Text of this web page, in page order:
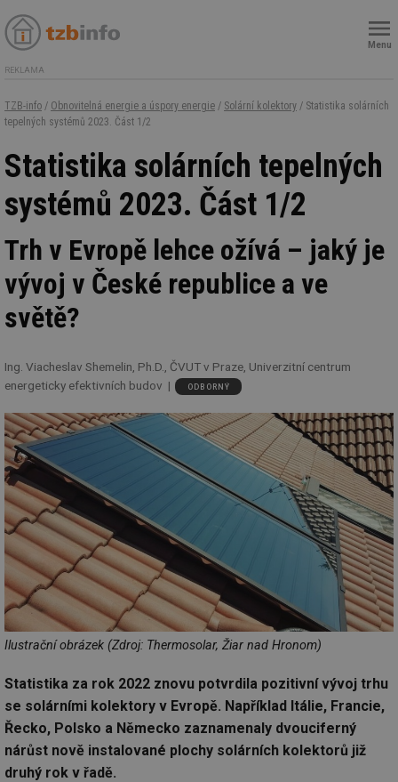
Menu
REKLAMA
TZB-info / Obnovitelná energie a úspory energie / Solární kolektory / Statistika solárních
tepelných systémů 2023. Část 1/2
Statistika solárních tepelných
systémů 2023. Část 1/2
Trh v Evropě lehce ožívá – jaký je
vývoj v České republice a ve
světě?
Ing. Viacheslav Shemelin, Ph.D., ČVUT v Praze, Univerzitní centrum
energeticky efektivních budov
ODBORNÝ
Ilustrační obrázek (Zdroj: Thermosolar, Žiar nad Hronom)
Statistika za rok 2022 znovu potvrdila pozitivní vývoj trhu
se solárními kolektory v Evropě. Například Itálie, Francie,
Řecko, Polsko a Německo zaznamenaly dvouciferný
nárůst nově instalované plochy solárních kolektorů již
druhý rok v řadě.